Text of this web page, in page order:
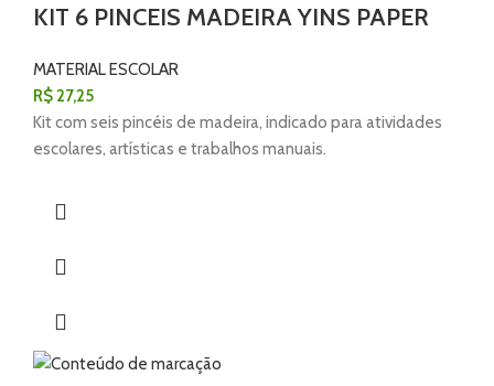
KIT 6 PINCEIS MADEIRA YINS PAPER
MATERIAL ESCOLAR
R$27,25
Kit com seis pincéis de madeira, indicado para atividades
escolares, artísticas e trabalhos manuais.